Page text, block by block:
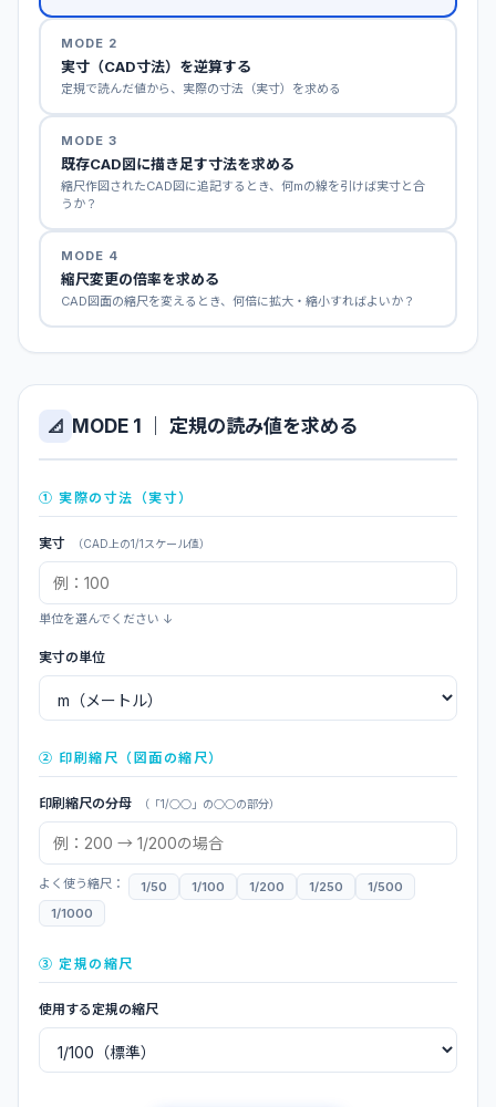
MODE 2
実寸（CAD寸法）を逆算する
定規で読んだ値から、実際の寸法（実寸）を求める
MODE 3
既存CAD図に描き足す寸法を求める
縮尺作図されたCAD図に追記するとき、何mの線を引けば実寸と合
うか？
MODE 4
縮尺変更の倍率を求める
CAD図面の縮尺を変えるとき、何倍に拡大・縮小すればよいか？
📐 MODE 1 ｜ 定規の読み値を求める
① 実際の寸法（実寸）
実寸 （CAD上の1/1スケール値）
単位を選んでください ↓
実寸の単位
② 印刷縮尺（図面の縮尺）
印刷縮尺の分母 （「1/○○」の○○の部分）
よく使う縮尺： 1/50 1/100 1/200 1/250
1/500
1/1000
③ 定規の縮尺
使用する定規の縮尺